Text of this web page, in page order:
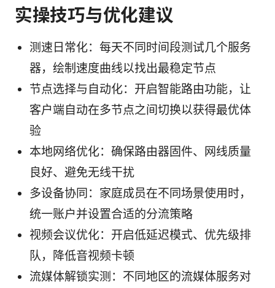
实操技巧与优化建议
测速日常化：每天不同时间段测试几个服务
器，绘制速度曲线以找出最稳定节点
节点选择与自动化：开启智能路由功能，让
客户端自动在多节点之间切换以获得最优体
验
本地网络优化：确保路由器固件、网线质量
良好、避免无线干扰
多设备协同：家庭成员在不同场景使用时，
统一账户并设置合适的分流策略
视频会议优化：开启低延迟模式、优先级排
队，降低音视频卡顿
流媒体解锁实测：不同地区的流媒体服务对